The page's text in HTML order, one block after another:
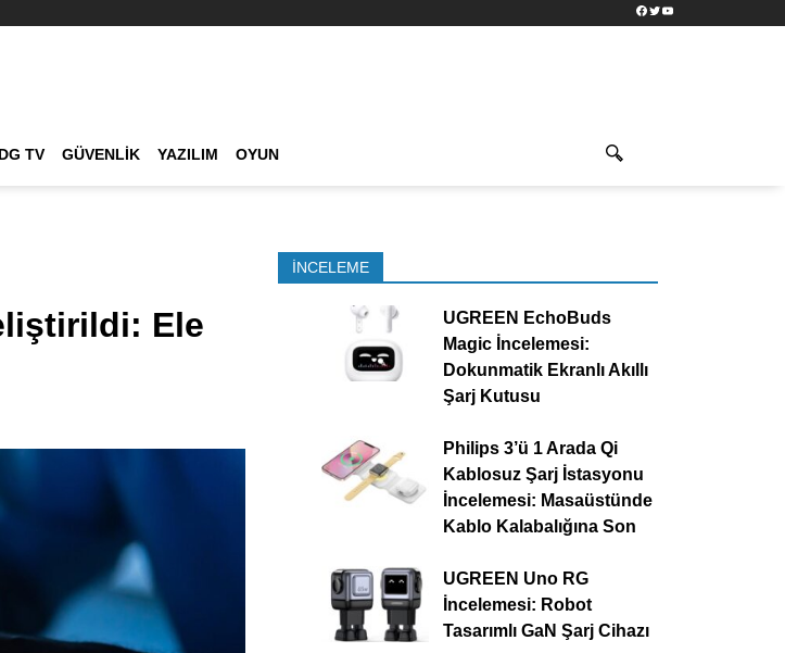
Facebook
TwitterYouTube
DG TV GÜVENLIK YAZILIM OYUN
Ele
İNCELEME
UGREEN EchoBuds
Magic İncelemesi:
Dokunmatik Ekranlı Akıllı
Şarj Kutusu
Philips 3’ü 1 Arada Qi
Kablosuz Şarj İstasyonu
İncelemesi: Masaüstünde
Kablo Kalabalığına Son
UGREEN Uno RG
İncelemesi: Robot
Tasarımlı GaN Şarj Cihazı